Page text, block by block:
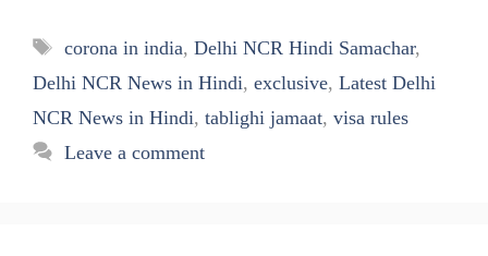
Tags
corona in india, Delhi NCR Hindi Samachar,
Delhi NCR News in Hindi, exclusive, Latest Delhi
NCR News in Hindi, tablighi jamaat, visa rules
Leave a comment